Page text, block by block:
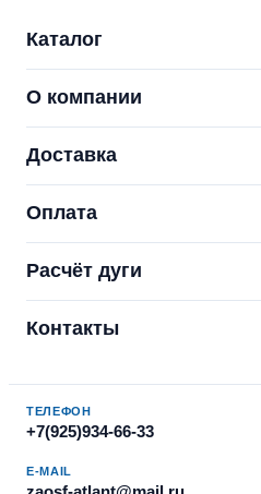
Каталог
О компании
Доставка
Оплата
Расчёт дуги
Контакты
ТЕЛЕФОН
+7(925)934-66-33
E-MAIL